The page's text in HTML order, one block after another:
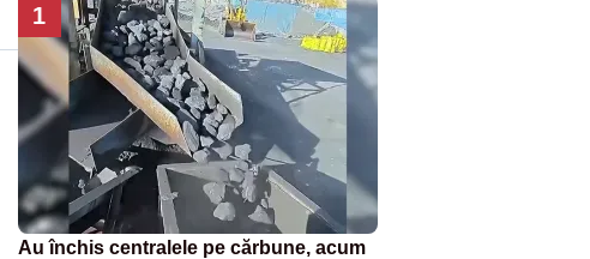
1
Au închis centralele pe cărbune, acum